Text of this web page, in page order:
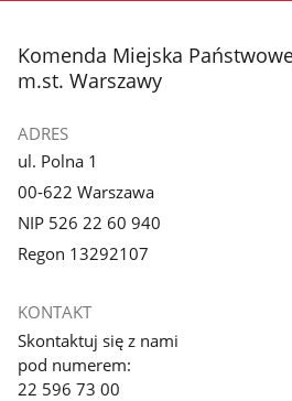
stopka
Komenda Miejska
m.st. Warszawy
ADRES
ul. Polna 1
00-622 Warszawa
NIP 526 22 60 940
Regon 13292107
KONTAKT
Skontaktuj się z nami
pod numerem:
22 596 73 00